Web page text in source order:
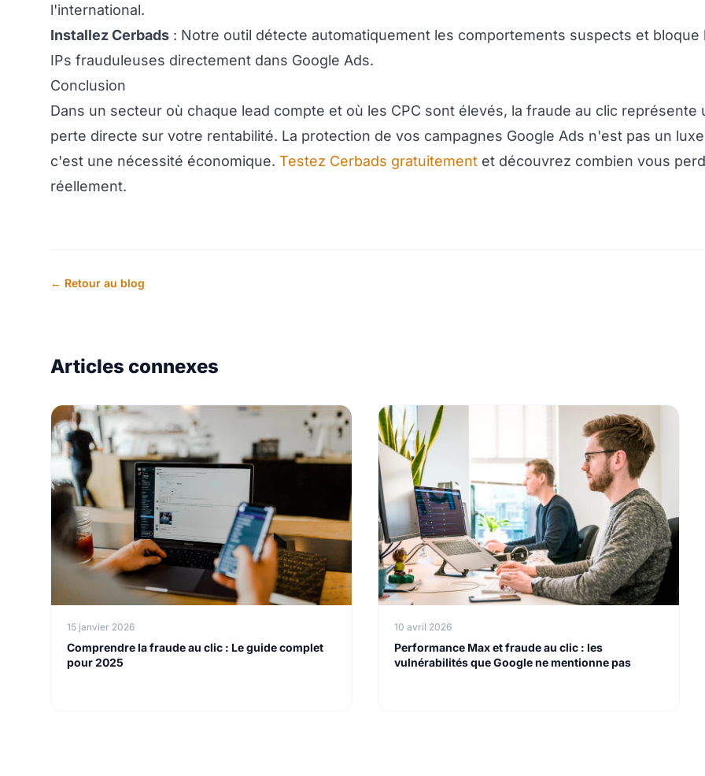
l'international.
Installez Cerbads : Notre outil détecte automatiquement les comportements suspects et bloque
IPs frauduleuses directement dans Google Ads.
Conclusion
Dans un secteur où chaque lead compte et où les CPC sont élevés, la fraude au clic représente
perte directe sur votre rentabilité. La protection de vos campagnes Google Ads n'est pas un
c'est une nécessité économique. Testez Cerbads gratuitement et découvrez combien vous
réellement.
← Retour au blog
Articles connexes
15 janvier 2026
Comprendre la fraude au clic : Le guide complet
pour 2025
10 avril 2026
Performance Max et fraude au clic : les
vulnérabilités que Google ne mentionne pas